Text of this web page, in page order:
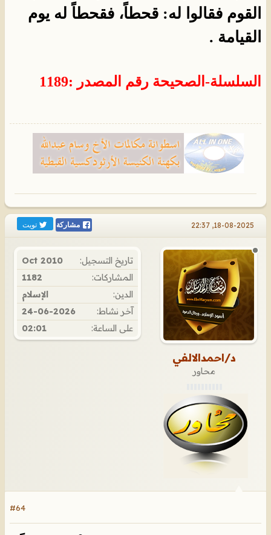
القوم فقالوا له: قحطاً، فقحطاً له يوم
القيامة .
السلسلة-الصحيحة رقم المصدر :
1189
18-08-2025, 22:37 مشاركة تويت
د/احمدالالفي
محاور
تاريخ التسجيل:
Oct 2010
المشاركات:
1182
الدين:
الإسلام
آخر نشاط:
24-06-2026
على الساعة:
02:01
#64